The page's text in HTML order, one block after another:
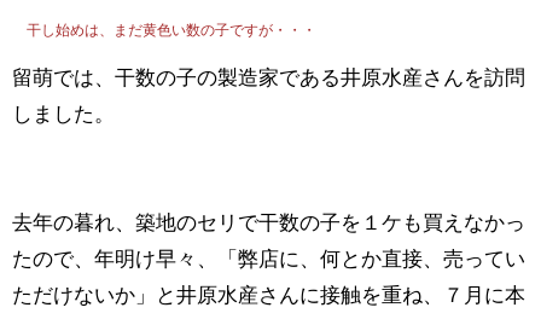
干し始めは、まだ黄色い数の子ですが・・・
留萌では、干数の子の製造家である井原水産さんを訪問
しました。
去年の暮れ、築地のセリで干数の子を１ケも買えなかっ
たので、年明け早々、「弊店に、何とか直接、売ってい
ただけないか」と井原水産さんに接触を重ね、７月に本